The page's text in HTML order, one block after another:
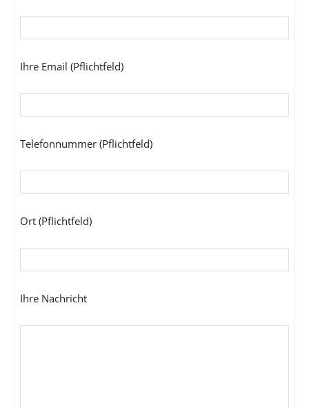
Ihre Email (Pflichtfeld)
Telefonnummer (Pflichtfeld)
Ort (Pflichtfeld)
Ihre Nachricht